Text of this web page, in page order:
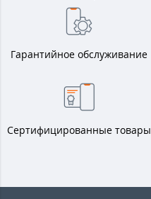
Гарантийное обслуживание
Сертифицированные товары